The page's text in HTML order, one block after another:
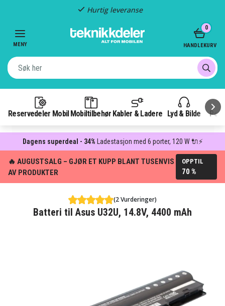
Hurtig leveranse
MENY
Reservedeler Mobil Mobiltilbehør Kabler & Ladere Lyd & Bilde
0
HANDLEKURV
Dagens superdeal - 34% Ladestasjon med 6 porter, 120 W 🔌⚡
🔥 AUGUSTSALG – GJØR ET KUPP BLANT TUSENVIS
AV PRODUKTER
OPPTIL
70 %
(2 Vurderinger)
Batteri til Asus U32U, 14.8V, 4400 mAh